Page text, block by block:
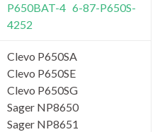
P650BAT-4 6-87-P650S-
4252
Clevo P650SA
Clevo P650SE
Clevo P650SG
Sager NP8650
Sager NP8651